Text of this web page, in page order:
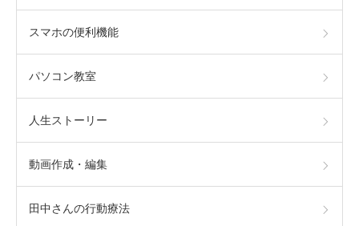
スマホの便利機能
パソコン教室
人生ストーリー
動画作成・編集
田中さんの行動療法